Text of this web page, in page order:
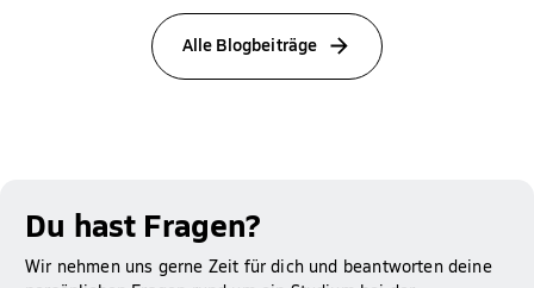
Alle Blogbeiträge
Du hast Fragen?
Wir nehmen uns gerne Zeit für dich und beantworten deine